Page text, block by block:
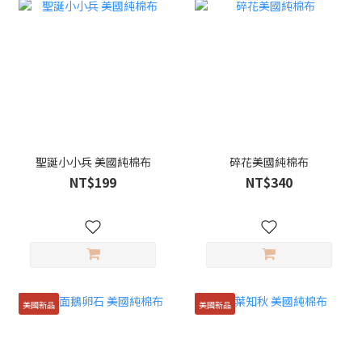
聖誕小小兵 美國純棉布
NT$199
碎花美國純棉布
NT$340
美國新品 美國新品